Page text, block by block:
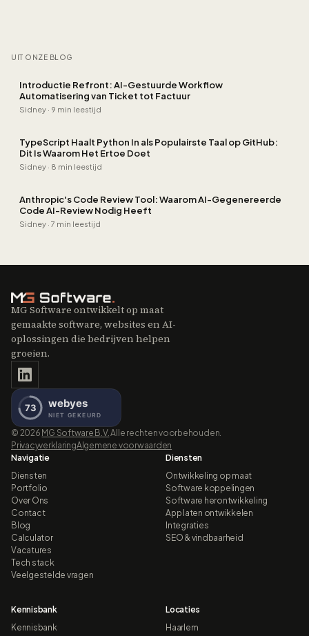
UIT ONZE BLOG
Introductie Refront: AI-Gestuurde Workflow
Automatisering van Ticket tot Factuur
Sidney · 9 min leestijd
TypeScript Haalt Python In als Populairste Taal op GitHub:
Dit Is Waarom Het Ertoe Doet
Sidney · 8 min leestijd
Anthropic's Code Review Tool: Waarom AI-Gegenereerde
Code AI-Review Nodig Heeft
Sidney · 7 min leestijd
MG Software ontwikkelt op maat
gemaakte software, websites en AI-
oplossingen die bedrijven helpen
groeien.
© 2026 MG Software B.V. Alle rechten voorbehouden.
PrivacyverklaringAlgemene voorwaarden
Navigatie
Diensten
Portfolio
Over Ons
Contact
Blog
Calculator
Vacatures
Tech stack
Veelgestelde vragen
Diensten
Ontwikkeling op maat
Software koppelingen
Software herontwikkeling
App laten ontwikkelen
Integraties
SEO & vindbaarheid
Kennisbank
Kennisbank
Locaties
Haarlem